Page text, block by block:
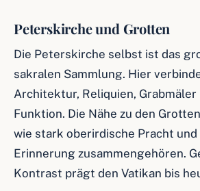
Peterskirche und Grotten
Die Peterskirche selbst ist das
sakralen Sammlung. Hier
Architektur, Reliquien,
Funktion. Die Nähe zu den
wie stark oberirdische Pracht
Erinnerung zusammengehören.
Kontrast prägt den Vatikan bis